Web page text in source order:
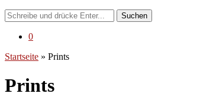
Suchen
0
Startseite » Prints
Prints